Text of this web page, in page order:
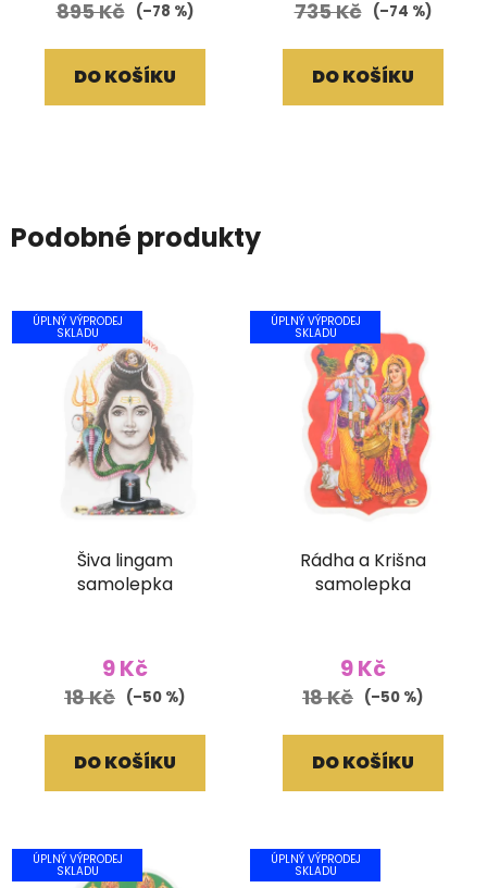
895 Kč (–78 %)
DO KOŠÍKU
735 Kč (–74 %)
DO KOŠÍKU
Podobné produkty
ÚPLNÝ VÝPRODEJ
SKLADU
Šiva lingam
samolepka
9 Kč
18 Kč (–50 %)
DO KOŠÍKU
ÚPLNÝ VÝPRODEJ
SKLADU
Rádha a Krišna
samolepka
9 Kč
18 Kč (–50 %)
DO KOŠÍKU
ÚPLNÝ VÝPRODEJ
SKLADU
ÚPLNÝ VÝPRODEJ
SKLADU